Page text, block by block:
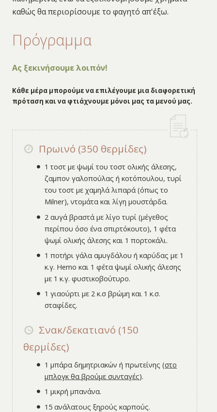
καθώς θα περιορίσουμε το φαγητό απ'έξω.
Πρόγραμμα
Ας ξεκινήσουμε λοιπόν!
Κάθε μέρα μπορούμε να επιλέγουμε μια διαφορετική
πρόταση και να φτιάχνουμε μόνοι μας τα μενού μας.
Πρωινό (350 θερμίδες)
1 τοστ με ψωμί του τοστ ολικής άλεσης,
ζαμπον γαλοπούλας ή κοτόπουλου, τυρί
του τοστ με χαμηλά λιπαρά (όπως το
Milner), ντομάτα και λίγη μουστάρδα.
2 αυγά βραστά με λίγο τυρί (μέγεθος
περίπου όσο ένα σπιρτόκουτο), 1 φέτα
ψωμί ολικής άλεσης και 1 πορτοκάλι.
1 ποτήρι γάλα αμυγδάλου ή καρύδας με 1
κ.γ. Hemo και 1 φέτα ψωμί ολικής άλεσης
με 1 κ.γ. φυστικοβούτυρο.
1 γιαούρτι με 2 κ.σ βρώμη και 1 κ.σ.
σταφίδες.
Σνακ/δεκατιανό (150
θερμίδες)
1 μπάρα δημητριακών ή πρωτείνης (στο
μπλογκ θα βρούμε συνταγές).
1 μικρή μπανάνα.
15 ανάλατους ξηρούς καρπούς.